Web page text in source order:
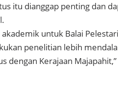
itu dianggap penting dan
untuk Balai
penelitian lebih
dengan Kerajaan